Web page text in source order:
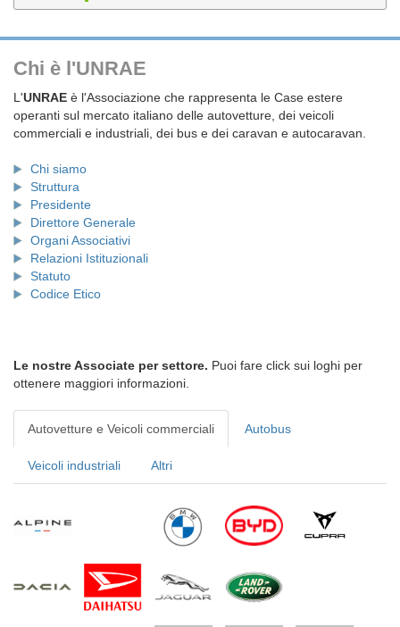
Chi è l'UNRAE
L'UNRAE è l'Associazione che rappresenta le Case estere
operanti sul mercato italiano delle autovetture, dei veicoli
commerciali e industriali, dei bus e dei caravan e autocaravan.
Chi siamo
Struttura
Presidente
Direttore Generale
Organi Associativi
Relazioni Istituzionali
Statuto
Codice Etico
Le nostre Associate per settore. Puoi fare click sui loghi per
ottenere maggiori informazioni.
Autovetture e Veicoli commerciali Autobus
Veicoli industriali Altri